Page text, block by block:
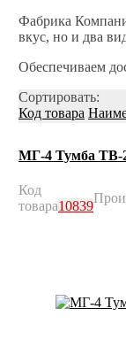
Фабрика
вкус, но и два
Обеспечиваем
Сортировать:
Код товара
МГ-4 Тумба ТВ-
Код
товара10839